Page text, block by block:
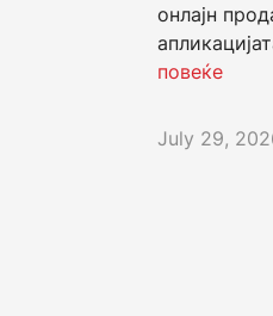
онлајн
повеќе
July 29,